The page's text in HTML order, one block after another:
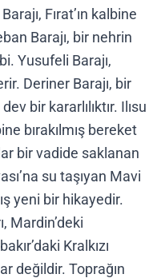
Fırat’ın kalbine
Barajı, bir nehrin
Yusufeli Barajı,
Deriner Barajı, bir
bir kararlılıktır. Ilısu
bırakılmış bereket
bir vadide saklanan
su taşıyan Mavi
yeni bir hikayedir.
Mardin’deki
Kralkızı
değildir. Toprağın